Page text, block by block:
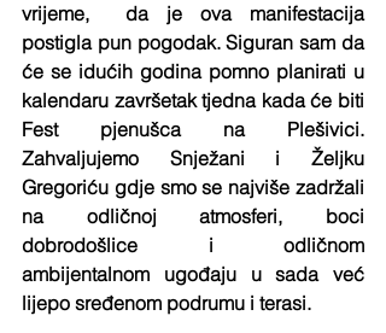
vrijeme,  da je ova manifestacija
postigla pun pogodak. Siguran sam da
će se idućih godina pomno planirati u
kalendaru završetak tjedna kada će biti
Fest pjenušca na Plešivici.
Zahvaljujemo Snježani i Željku
Gregoriću gdje smo se najviše zadržali
na odličnoj atmosferi, boci
dobrodošlice i odličnom
ambijentalnom ugođaju u sada već
lijepo sređenom podrumu i terasi.